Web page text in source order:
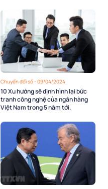
Chuyển đổi số - 09/04/2024
10 Xu hướng sẽ định hình lại bức
tranh công nghệ của ngân hàng
Việt Nam trong 5 năm tới.